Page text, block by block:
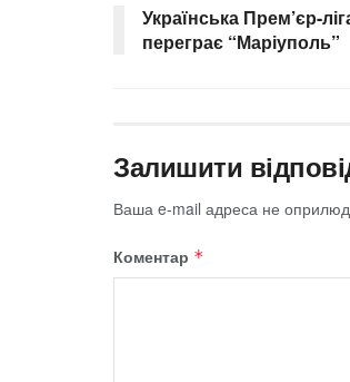
Українська Прем’єр-
переграє “Маріуполь”
Залишити
Ваша e-mail адреса не
Коментар *